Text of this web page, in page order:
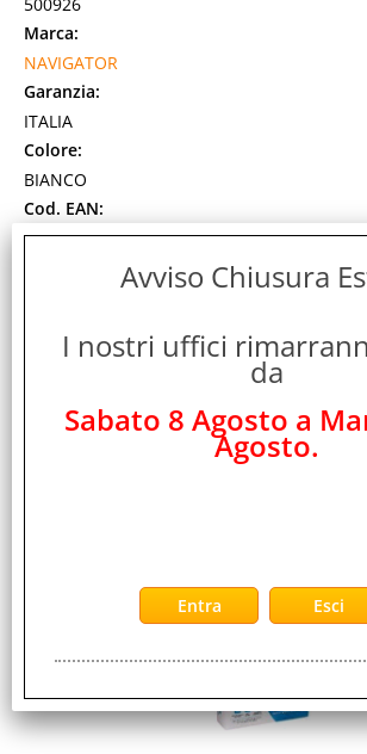
Marca:
NAVIGATOR
Garanzia:
ITALIA
Colore:
BIANCO
Cod. EAN:
5602024005006
Cod. Produttore:
NAVIGATOR EXPRESSION: Aspetto
documenti expression presenteranno
di stampa e colori vibranti. Extraliscia con
Non Disponibile
Avviso Chiusura
I nostri uffici
da
Sabato 8 Agosto a
Agosto.